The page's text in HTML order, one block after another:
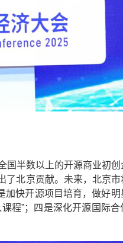
国半数以上的开源商业初创
了北京贡献。未来，北京
加快开源项目培育，做好明
程”；四是深化开源国际合